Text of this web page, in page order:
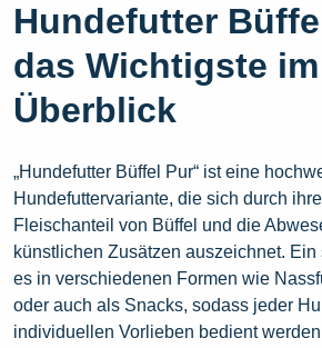
Hundefutter
das Wichtigste im
Überblick
„Hundefutter Büffel Pur“ ist eine
Hundefuttervariante, die sich durch
Fleischanteil von Büffel und die
künstlichen Zusätzen auszeichnet.
es in verschiedenen Formen wie
oder auch als Snacks, sodass jeder
individuellen Vorlieben bedient